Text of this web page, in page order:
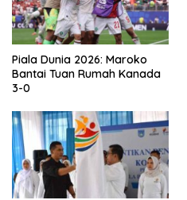
Piala Dunia 2026: Maroko
Bantai Tuan Rumah Kanada
3-0